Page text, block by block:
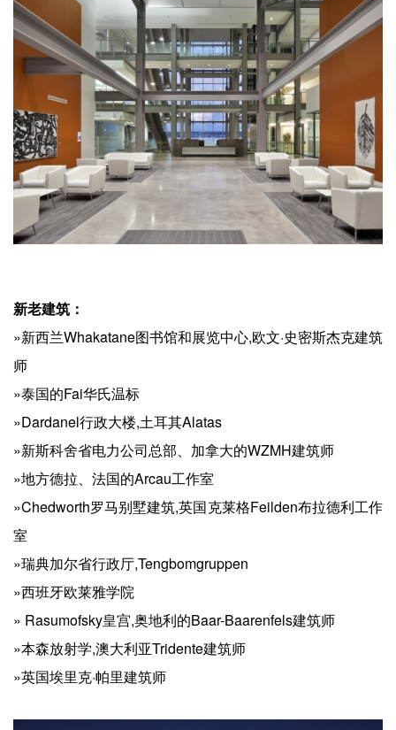
新老建筑：
»新西兰Whakatane图书馆和展览中心,欧文·史密斯杰克建筑
师
»泰国的Fai华氏温标
»Dardanel行政大楼,土耳其Alatas
»新斯科舍省电力公司总部、加拿大的WZMH建筑师
»地方德拉、法国的Arcau工作室
»Chedworth罗马别墅建筑,英国克莱格Feilden布拉德利工作
室
»瑞典加尔省行政厅,Tengbomgruppen
»西班牙欧莱雅学院
» Rasumofsky皇宫,奥地利的Baar-Baarenfels建筑师
»本森放射学,澳大利亚Tridente建筑师
»英国埃里克·帕里建筑师